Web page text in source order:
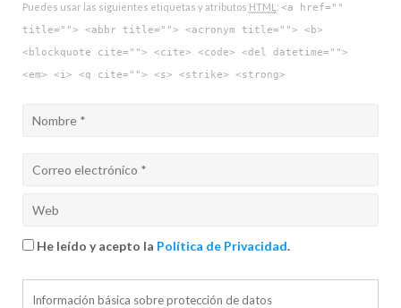
Puedes usar las siguientes etiquetas y atributos HTML : <a href=""
title=""> <abbr title=""> <acronym title=""> <b>
<blockquote cite=""> <cite> <code> <del datetime="">
<em> <i> <q cite=""> <s> <strike> <strong>
He leído y acepto la Política de Privacidad.
Información básica sobre protección de datos